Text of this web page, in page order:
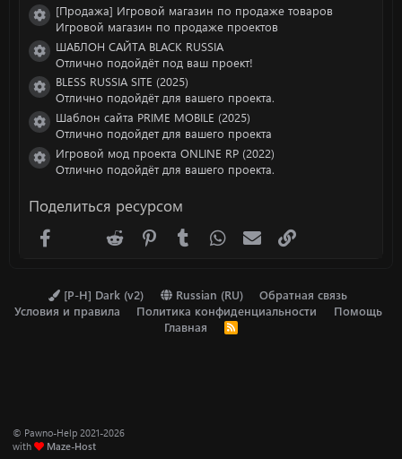
Иконка ресурса
[Продажа] Игровой магазин по продаже товаров
Игровой магазин по продаже проектов
Иконка ресурса
ШАБЛОН САЙТA BLACK RUSSIA
Отлично подойдёт под ваш проект!
Иконка ресурса
BLESS RUSSIA SITE (2025)
Отлично подойдёт для вашего проекта.
Иконка ресурса
Шаблон сайта PRIME MOBILE (2025)
Отлично подойдет для вашего проекта
Иконка ресурса
Игровой мод проекта ONLINE RP (2022)
Отлично подойдёт для вашего проекта.
Поделиться ресурсом
FacebookX (Twitter)
Reddit PinterestTumblr WhatsAppЭлектронная почта
[P-H] Dark (v2) Russian (RU)
Обратная связь
Условия и правила
Политика конфиденциальности
Помощь
Главная
R
© Pawno-Help 2021-2026
with
Maze-Host